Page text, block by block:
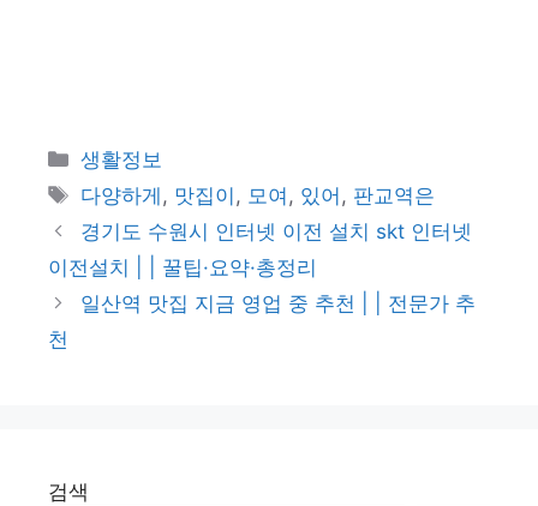
카
테
리
생활정보
태
그
다양하게 , 맛집이 , 모여 , 있어 , 판교역은
경기도 수원시 인터넷 이전 설치 skt 인터넷
이전설치 | | 꿀팁·요약·총정리
일산역 맛집 지금 영업 중 추천 | | 전문가 추
천
검색